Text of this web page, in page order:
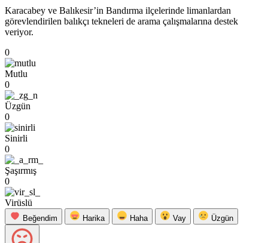
Karacabey ve Balıkesir’in Bandırma ilçelerinde limanlardan
görevlendirilen balıkçı tekneleri de arama çalışmalarına destek
veriyor.
0
Mutlu
0
Üzgün
0
Sinirli
0
Şaşırmış
0
Virüslü
Beğendim Harika Haha Vay Üzgün